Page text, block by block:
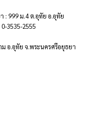
: 999 ม.4 ต.อุทัย อ.อุทัย
3535-2555
อ.อุทัย จ.พระนครศรีอยุธยา